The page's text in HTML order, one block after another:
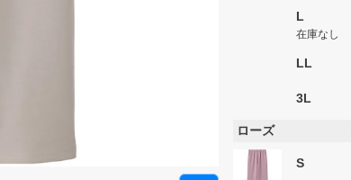
L
在庫なし
LL
3L
ローズ
S